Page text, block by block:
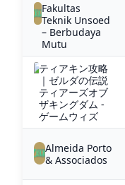
Fakultas
Teknik Unsoed
– Berbudaya
Mutu
ティアキン攻略
｜ゼルダの伝説
ティアーズオブ
ザキングダム -
ゲームウィズ
Almeida Porto
& Associados